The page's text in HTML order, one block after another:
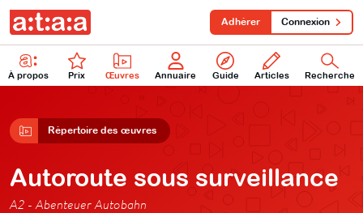
À propos Prix Œuvres Annuaire Guide Articles Recherche
Adhérer Connexion
Répertoire des œuvres
Autoroute sous surveillance
A2 - Abenteuer Autobahn